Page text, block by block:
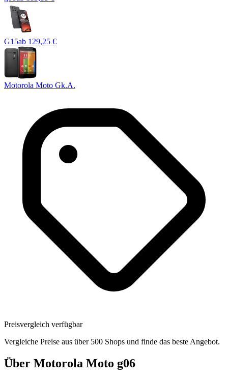
G15ab 129,25 €
Motorola Moto Gk.A.
Preisvergleich verfügbar
Vergleiche Preise aus über 500 Shops und finde das beste Angebot.
Über Motorola Moto g06